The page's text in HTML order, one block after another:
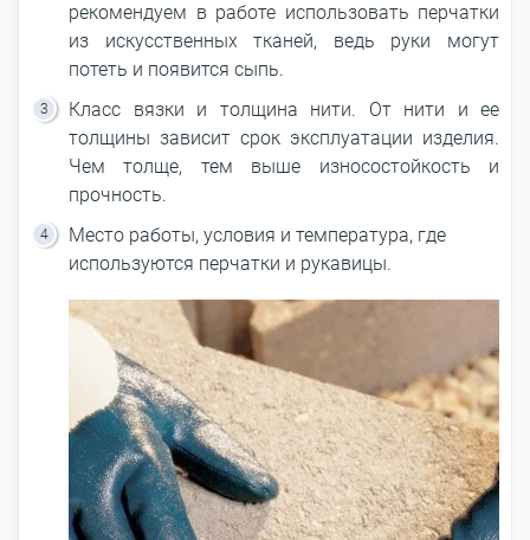
рекомендуем в работе использовать перчатки
из искусственных тканей, ведь руки могут
потеть и появится сыпь.
Класс вязки и толщина нити. От нити и ее
толщины зависит срок эксплуатации изделия.
Чем толще, тем выше износостойкость и
прочность.
Место работы, условия и температура, где
используются перчатки и рукавицы.